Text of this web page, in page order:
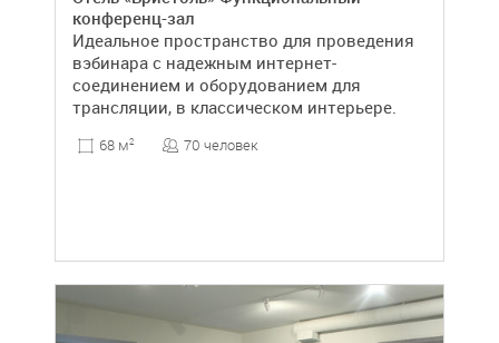
конференц-зал
Идеальное пространство для проведения
вэбинара с надежным интернет-
соединением и оборудованием для
трансляции, в классическом интерьере.
68 м2 70 человек